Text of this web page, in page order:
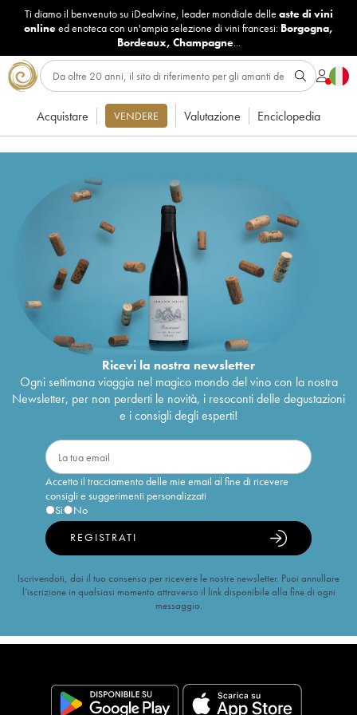
Ti diamo il benvenuto su iDealwine, leader mondiale delle aste di vini
onlineed enoteca con un'ampia selezione di vini francesi: Borgogna,
Bordeaux, Champagne...
Acquistare VENDERE Valutazione Enciclopedia
Ricevi la nostra newsletter
Ogni settimana viaggia nel magico mondo del vino con la nostra
Newsletter, per non perderti le novità, i resoconti delle degustazioni
e i consigli degli esperti!
Accetto il tracciamento delle mie email al fine di ricevere
consigli e suggerimenti personalizzati
Sì
No
REGISTRATI
Iscrivendoti, dai il tuo consenso per ricevere le nostre newsletter. Puoi annullare
l’iscrizione in qualsiasi momento attraverso il link disponibile alla fine di ogni
messaggio.